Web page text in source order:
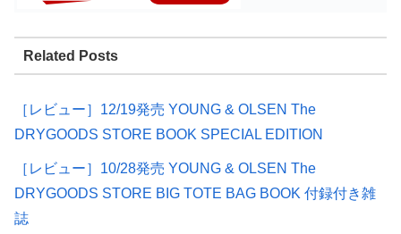
Related Posts
［レビュー］12/19発売 YOUNG & OLSEN The
DRYGOODS STORE BOOK SPECIAL EDITION
［レビュー］10/28発売 YOUNG & OLSEN The
DRYGOODS STORE BIG TOTE BAG BOOK 付録付き雑
誌